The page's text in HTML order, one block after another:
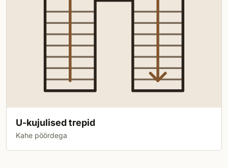
U-kujulised trepid
Kahe pöördega